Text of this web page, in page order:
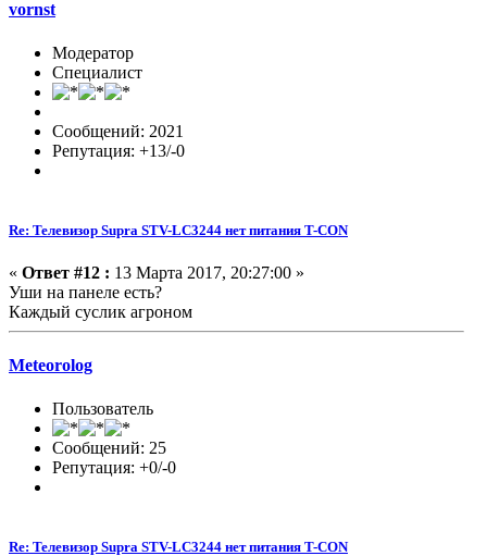
vornst
Модератор
Специалист
Сообщений: 2021
Репутация: +13/-0
Re: Телевизор Supra STV-LC3244 нет питания T-CON
« Ответ #12 : 13 Марта 2017, 20:27:00 »
Уши на панеле есть?
Каждый суслик агроном
Meteorolog
Пользователь
Сообщений: 25
Репутация: +0/-0
Re: Телевизор Supra STV-LC3244 нет питания T-CON